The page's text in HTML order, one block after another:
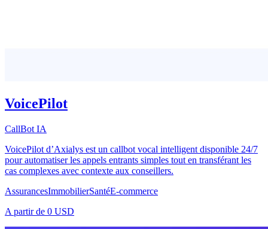
VoicePilot
CallBot IA
VoicePilot d’Axialys est un callbot vocal intelligent disponible 24/7
pour automatiser les appels entrants simples tout en transférant les
cas complexes avec contexte aux conseillers.
AssurancesImmobilierSantéE-commerce
A partir de 0 USD